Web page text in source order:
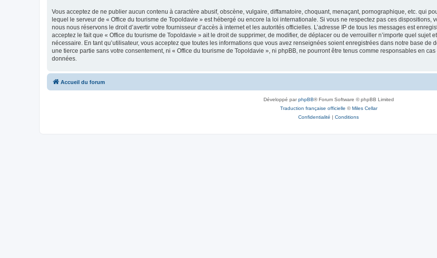
Vous acceptez de ne publier aucun contenu à caractère abusif, obscène, vulgaire, diffamatoire, choquant, menaçant, pornographique, etc. qui
lequel le serveur de « Office du tourisme de Topoldavie » est hébergé ou encore la loi internationale. Si vous ne respectez pas ces dispositions,
nous nous réservons le droit d’avertir votre fournisseur d’accès à internet et les autorités officielles. L’adresse IP de tous les messages est
acceptez le fait que « Office du tourisme de Topoldavie » ait le droit de supprimer, de modifier, de déplacer ou de verrouiller n’importe quel sujet
nécessaire. En tant qu’utilisateur, vous acceptez que toutes les informations que vous avez renseignées soient enregistrées dans notre base de
une tierce partie sans votre consentement, ni « Office du tourisme de Topoldavie », ni phpBB, ne pourront être tenus comme responsables en
données.
Accueil du forum
Développé parphpBB® Forum Software © phpBB Limited
Traduction française officielle ©Miles Cellar
Confidentialité | Conditions